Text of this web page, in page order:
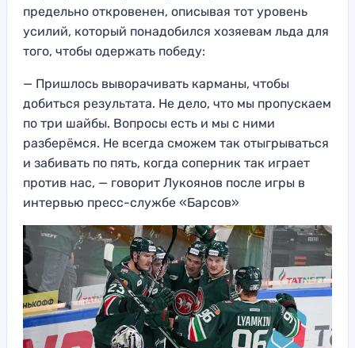
предельно откровенен, описывая тот уровень
усилий, который понадобился хозяевам льда для
того, чтобы одержать победу:
— Пришлось выворачивать карманы, чтобы
добиться результата. Не дело, что мы пропускаем
по три шайбы. Вопросы есть и мы с ними
разберёмся. Не всегда сможем так отыгрываться
и забивать по пять, когда соперник так играет
против нас, — говорит Лукоянов после игры в
интервью пресс-службе «Барсов»